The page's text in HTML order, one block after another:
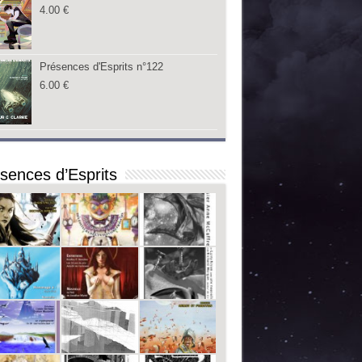
4.00 €
Présences d'Esprits n°122
6.00 €
d’Esprits